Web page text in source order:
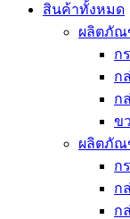
สินค้าทั้งหมด
ผลิตภัณ
ก
ก
ก
ข
ผลิตภัณ
ก
ก
ก